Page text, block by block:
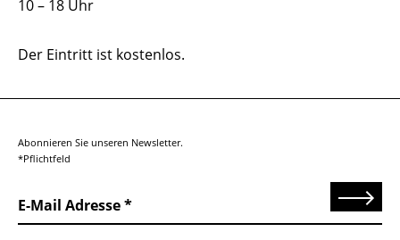
10 – 18 Uhr
Der Eintritt ist kostenlos.
Abonnieren Sie unseren Newsletter.
*Pflichtfeld
E-Mail Adresse Senden